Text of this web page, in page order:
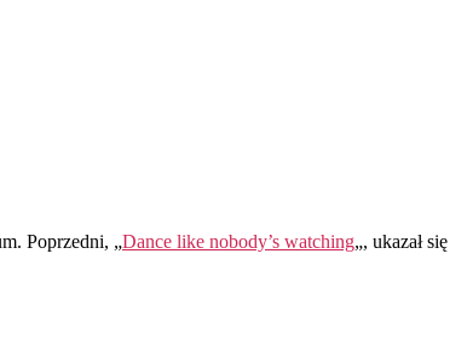
Poprzedni, „Dance like nobody’s watching„, ukazał się